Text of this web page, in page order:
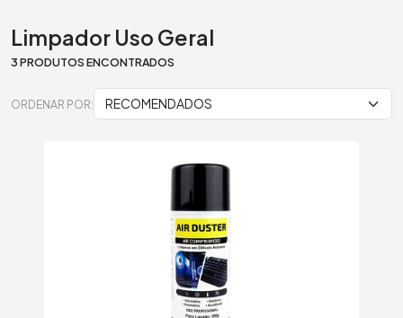
Limpador Uso Geral
3 PRODUTOS ENCONTRADOS
ORDENAR POR: